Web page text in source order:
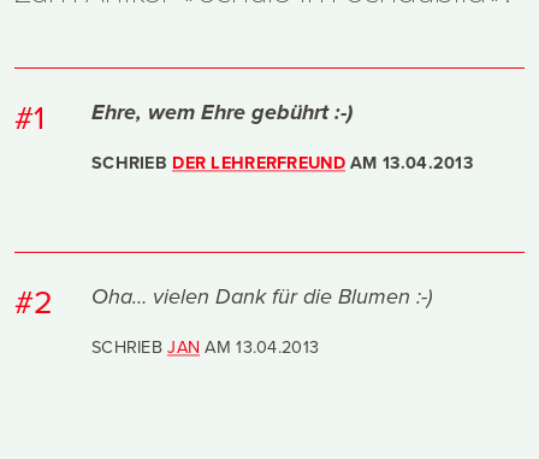
#1 Ehre, wem Ehre gebührt :-)
SCHRIEB DER LEHRERFREUNDAM13.04.2013
#2 Oha… vielen Dank für die Blumen :-)
SCHRIEBJAN AM13.04.2013